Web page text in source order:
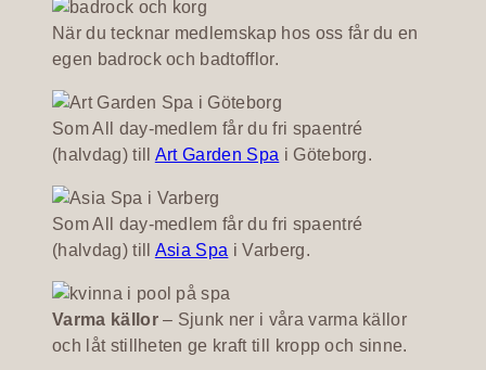
När du tecknar medlemskap hos oss får du en
egen badrock och badtofflor.
Som All day-medlem får du fri spaentré
(halvdag) till Art Garden Spa i Göteborg.
Som All day-medlem får du fri spaentré
(halvdag) till Asia Spa i Varberg.
Varma källor– Sjunk ner i våra varma källor
och låt stillheten ge kraft till kropp och sinne.